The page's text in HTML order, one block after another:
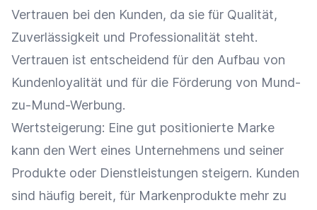
Vertrauen bei den Kunden, da sie für Qualität,
Zuverlässigkeit und Professionalität steht.
Vertrauen ist entscheidend für den Aufbau von
Kundenloyalität und für die Förderung von Mund-
zu-Mund-Werbung.
Wertsteigerung: Eine gut positionierte Marke
kann den Wert eines Unternehmens und seiner
Produkte oder Dienstleistungen steigern. Kunden
sind häufig bereit, für Markenprodukte mehr zu